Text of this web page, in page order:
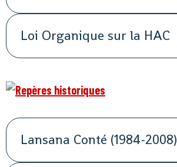
Loi Organique sur la HAC
Lansana Conté (1984-2008)